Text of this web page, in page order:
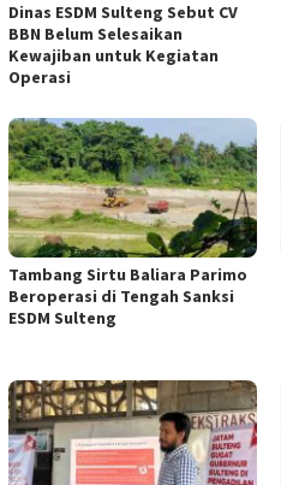
Dinas ESDM Sulteng Sebut CV
BBN Belum Selesaikan
Kewajiban untuk Kegiatan
Operasi
Tambang Sirtu Baliara Parimo
Beroperasi di Tengah Sanksi
ESDM Sulteng